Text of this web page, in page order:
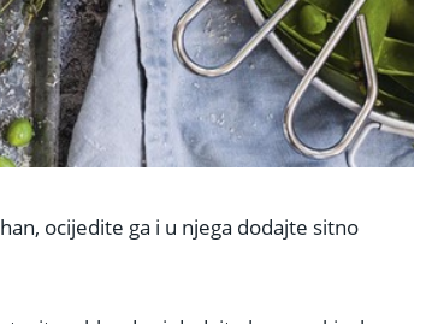
ocijedite ga i u njega dodajte sitno